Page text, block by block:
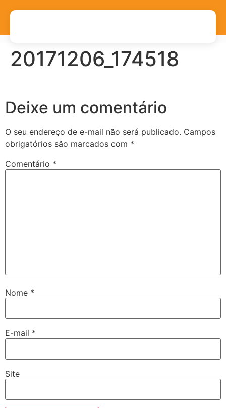
20171206_174518
Deixe um comentário
O seu endereço de e-mail não será publicado. Campos
obrigatórios são marcados com *
Comentário *
Nome *
E-mail *
Site